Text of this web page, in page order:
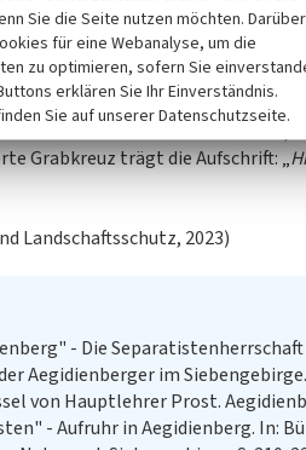
nie konsequent aufgeklärt.
Nachforschungen zu
hin mit Kalk eingelegt,
Grabkreuz trägt die Aufschrift: „
Landschaftsschutz, 2023)
- Die
Aegidienberger im Siebengebirge.
von Hauptlehrer Prost.
- Aufruhr in Aegidienberg. In:
Sie die Seite nutzen möchten. Darüber
für eine Webanalyse, um die
zu optimieren, sofern Sie
erklären Sie Ihr Einverständnis.
Sie auf unserer Datenschutzseite.